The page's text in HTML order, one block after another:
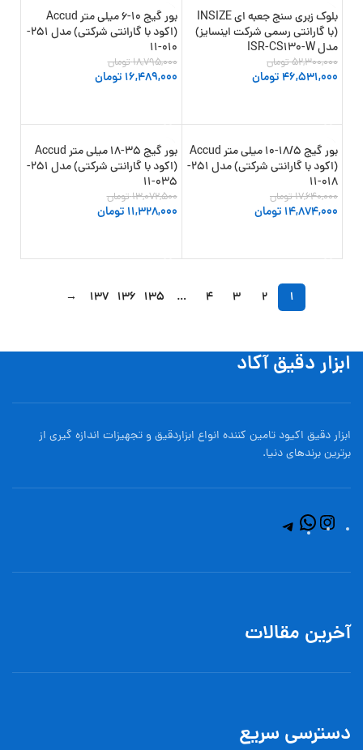
-11%
بلوک زبری سنج جعبه ای INSIZE
(با گارانتی رسمی شرکت اینسایز)
مدل ISR-CS130-W
52,300,000تومان
46,531,000تومان
-12%
بور گیج 10-6 میلی متر Accud
(اکود با گارانتی شرکتی) مدل 251-
010-11
18,795,000تومان
16,489,000 تومان
-16%
بور گیج 18/5-10 میلی متر Accud
(اکود با گارانتی شرکتی) مدل 251-
018-11
17,640,000تومان
14,874,000 تومان
-13%
بور گیج 35-18 میلی متر Accud
(اکود با گارانتی شرکتی) مدل 251-
035-11
13,072,500تومان
11,328,000 تومان
1
2
3
4
…
135
136
137
→
ابزار دقیق آکاد
ابزار دقیق اکیود تامین کننده انواع ابزاردقيق و تجهيزات اندازه گیری از
برترین برندهای دنیا.
آخرین مقالات
دسترسی سریع